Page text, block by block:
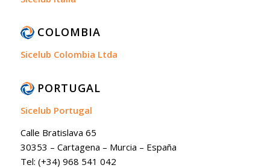
COLOMBIA
Sicelub Colombia Ltda
PORTUGAL
Sicelub Portugal
Calle Bratislava 65
30353 – Cartagena – Murcia – España
Tel: (+34) 968 541 042